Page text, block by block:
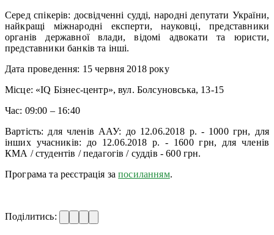
Серед спікерів: досвідченні судді, народні депутати України,
найкращі міжнародні експерти, науковці, представники
органів державної влади, відомі адвокати та юристи,
представники банків та інші.
Дата проведення: 15 червня 2018 року
Місце: «IQ Бізнес-центр», вул. Болсуновська, 13-15
Час: 09:00 – 16:40
Вартість: для членів ААУ: до 12.06.2018 р. - 1000 грн, для
інших учасників: до 12.06.2018 р. - 1600 грн, для членів
КМА / студентів / педагогів / суддів - 600 грн.
Програма та реєстрація запосиланням.
Поділитись: